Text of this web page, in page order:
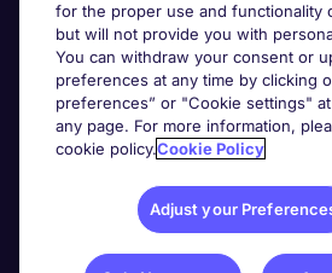
for the proper use and functionality
but will not provide you with
You can withdraw your consent or
preferences at any time by clicking
preferences” or "Cookie settings"
any page. For more information,
cookie policy.Cookie Policy
Adjust your